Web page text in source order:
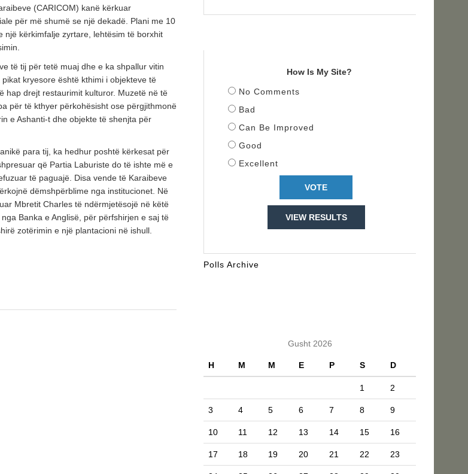
(CARICOM) kanë kërkuar
për më shumë se një dekadë. Plani me 10
një kërkimfalje zyrtare, lehtësim të borxhit
të tij për tetë muaj dhe e ka shpallur vitin
kryesore është kthimi i objekteve të
hap drejt restaurimit kulturor. Muzetë në të
për të kthyer përkohësisht ose përgjithmonë
e Ashanti-t dhe objekte të shenjta për
para tij, ka hedhur poshtë kërkesat për
që Partia Laburiste do të ishte më e
të paguajë. Disa vende të Karaibeve
dëmshpërblime nga institucionet. Në
Mbretit Charles të ndërmjetësojë në këtë
Banka e Anglisë, për përfshirjen e saj të
zotërimin e një plantacioni në ishull.
How Is My Site?
No Comments
Bad
Can Be Improved
Good
Excellent
VIEW RESULTS
Polls Archive
Gusht 2026
H M M E P S D
1 2
3 4 5 6 7 8 9
10 11 12 13 14 15 16
17 18 19 20 21 22 23